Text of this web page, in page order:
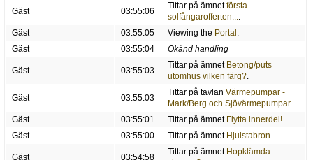
Gäst 03:55:06
Tittar på ämnetförsta
solfångarofferten....
Gäst
03:55:05 Viewing the Portal .
Gäst
03:55:04 Okänd handling
Gäst 03:55:03
Tittar på ämnet Betong/puts
utomhus vilken färg?.
Gäst 03:55:03
Tittar på tavlan Värmepumpar -
Mark/Berg och Sjövärmepumpar..
Gäst
03:55:01 Tittar på ämnet Flytta innerdel!.
Gäst
03:55:00 Tittar på ämnet Hjulstabron.
Gäst 03:54:58
Tittar på ämnet Hopklämda